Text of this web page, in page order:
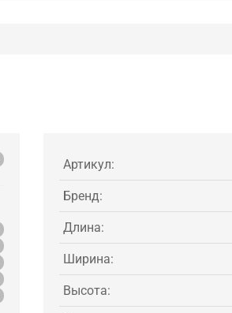
Артикул:
Бренд:
Длина:
Ширина:
Высота: